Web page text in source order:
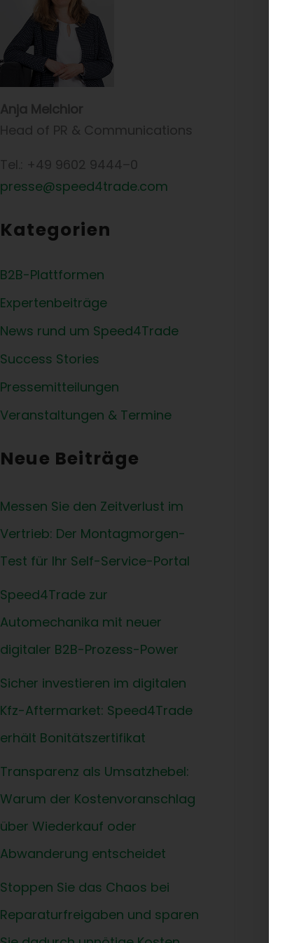
Anja Melchior
Head of PR & Communications
Tel.: +49 9602 9444–0
presse@speed4trade.com
Kategorien
B2B-Plattformen
Expertenbeiträge
News rund um Speed4Trade
Success Stories
Pressemitteilungen
Veranstaltungen & Termine
Neue Beiträge
Messen Sie den Zeitverlust im
Vertrieb: Der Montagmorgen-
Test für Ihr Self-Service-Portal
Speed4Trade zur
Automechanika mit neuer
digitaler B2B-Prozess-Power
Sicher investieren im digitalen
Kfz-Aftermarket: Speed4Trade
erhält Bonitätszertifikat
Transparenz als Umsatzhebel:
Warum der Kostenvoranschlag
über Wiederkauf oder
Abwanderung entscheidet
Stoppen Sie das Chaos bei
Reparaturfreigaben und sparen